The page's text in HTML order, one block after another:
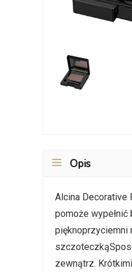
Opis
Alcina Decorative
pomoże wypełnić
pięknoprzyciemni
zewnątrz.